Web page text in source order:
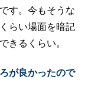
す。今もそうな
らい場面を暗記
きるくらい。
が良かったので